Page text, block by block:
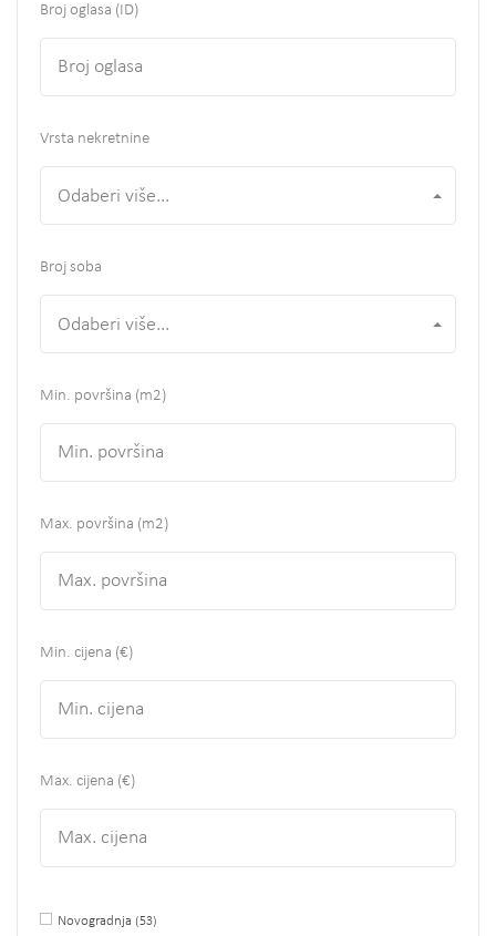
Broj oglasa (ID)
Vrsta nekretnine
Odaberi više...
Broj soba
Odaberi više...
Min. površina (m2)
Max. površina (m2)
Min. cijena (€)
Max. cijena (€)
Novogradnja (53)